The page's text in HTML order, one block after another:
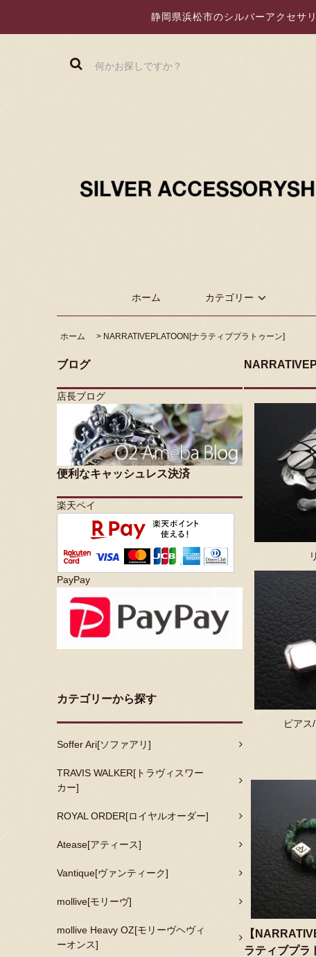
静岡県浜松市のシルバーアクセサ
ホーム カテゴリー
ホーム > NARRATIVEPLATOON[ナラティブプラトゥーン]
ブログ
店長ブログ
便利なキャッシュレス決済
楽天ペイ
PayPay
カテゴリーから探す
Soffer Ari[ソファアリ]
TRAVIS WALKER[トラヴィスワー
カー]
ROYAL ORDER[ロイヤルオーダー]
Atease[アティース]
Vantique[ヴァンティーク]
mollive[モリーヴ]
mollive Heavy OZ[モリーヴヘヴィ
ーオンス]
ピアス
【
ラティブプラ